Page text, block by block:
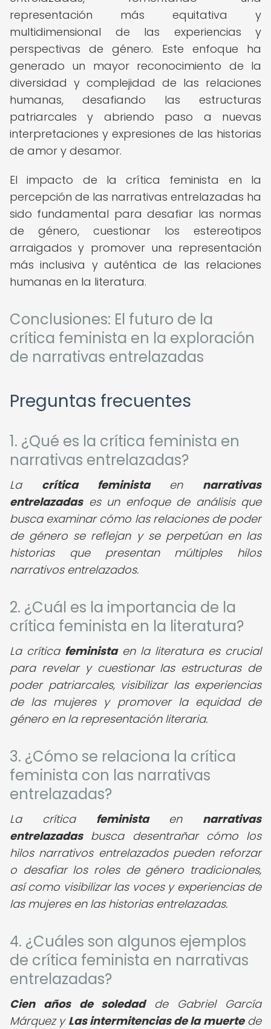
representación más equitativa y
multidimensional de las experiencias y
perspectivas de género. Este enfoque ha
generado un mayor reconocimiento de la
diversidad y complejidad de las relaciones
humanas, desafiando las estructuras
patriarcales y abriendo paso a nuevas
interpretaciones y expresiones de las historias
de amor y desamor.
El impacto de la crítica feminista en la
percepción de las narrativas entrelazadas ha
sido fundamental para desafiar las normas
de género, cuestionar los estereotipos
arraigados y promover una representación
más inclusiva y auténtica de las relaciones
humanas en la literatura.
Conclusiones: El futuro de la
crítica feminista en la exploración
de narrativas entrelazadas
Preguntas frecuentes
1. ¿Qué es la crítica feminista en
narrativas entrelazadas?
La crítica feministaen narrativas
entrelazadases un enfoque de análisis que
busca examinar cómo las relaciones de poder
de género se reflejan y se perpetúan en las
historias que presentan múltiples hilos
narrativos entrelazados.
2. ¿Cuál es la importancia de la
crítica feminista en la literatura?
La crítica feministaen la literatura es crucial
para revelar y cuestionar las estructuras de
poder patriarcales, visibilizar las experiencias
de las mujeres y promover la equidad de
género en la representación literaria.
3. ¿Cómo se relaciona la crítica
feminista con las narrativas
entrelazadas?
La crítica feministaen narrativas
entrelazadasbusca desentrañar cómo los
hilos narrativos entrelazados pueden reforzar
o desafiar los roles de género tradicionales,
así como visibilizar las voces y experiencias de
las mujeres en las historias entrelazadas.
4. ¿Cuáles son algunos ejemplos
de crítica feminista en narrativas
entrelazadas?
Cien años de soledadde Gabriel García
Márquez y Las intermitencias de la muertede